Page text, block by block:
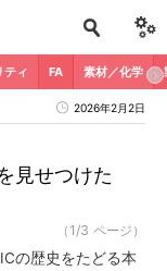
ティ FA 素材／化学
2026年2月2日
見せつけた
（1/3 ページ）
の歴史をたどる本